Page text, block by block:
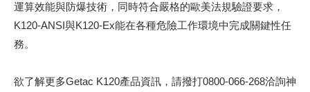
運算效能與防爆技術，同時符合嚴格的歐美法規驗證要求，
K120-ANSI與K120-Ex能在各種危險工作環境中完成關鍵性任
務。
欲了解更多Getac K120產品資訊，請撥打0800-066-268洽詢神